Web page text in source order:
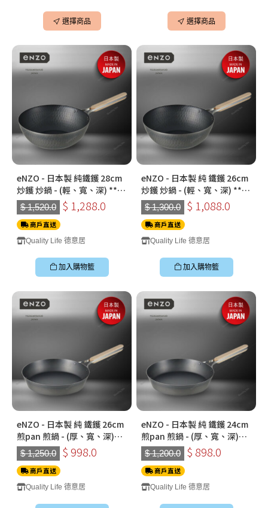
選擇商品 選擇商品
eNZO - 日本製 純鐵鑊 28cm
炒鑊 炒鍋 - (輕、寬、深) ***
送高蓋 - 企身***
$ 1,520.0 $ 1,288.0
商戶直送
Quality Life 德意居
加入購物籃
eNZO - 日本製 純 鐵鑊 26cm
炒鑊 炒鍋 - (輕、寬、深) ***
送高蓋 - 企身***
$ 1,300.0 $ 1,088.0
商戶直送
Quality Life 德意居
加入購物籃
eNZO - 日本製 純 鐵鑊 26cm
煎pan 煎鍋 - (厚、寬、深)
***送玻璃蓋***
$ 1,250.0 $ 998.0
商戶直送
Quality Life 德意居
eNZO - 日本製 純 鐵鑊 24cm
煎pan 煎鍋 - (厚、寬、深)
***送玻璃蓋 - 企身***
$ 1,200.0 $ 898.0
商戶直送
Quality Life 德意居